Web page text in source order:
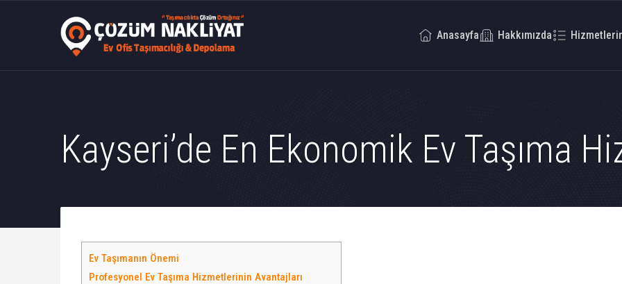
Anasayfa Hakkımızda
Kayseri’de En Ekonomik Ev Taşıma
Ev Taşımanın Önemi
Profesyonel Ev Taşıma Hizmetlerinin Avantajları